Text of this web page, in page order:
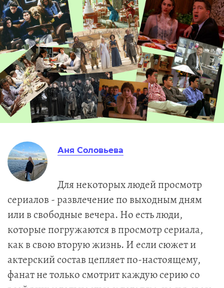
Аня Соловьева
Для некоторых людей просмотр
сериалов - развлечение по выходным дням
или в свободные вечера. Но есть люди,
которые погружаются в просмотр сериала,
как в свою вторую жизнь. И если сюжет и
актерский состав цепляет по-настоящему,
фанат не только смотрит каждую серию со